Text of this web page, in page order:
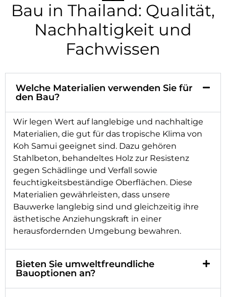
Bau in Thailand: Qualität,
Nachhaltigkeit und
Fachwissen
Welche Materialien verwenden Sie für
den Bau?
Wir legen Wert auf langlebige und nachhaltige
Materialien, die gut für das tropische Klima von
Koh Samui geeignet sind. Dazu gehören
Stahlbeton, behandeltes Holz zur Resistenz
gegen Schädlinge und Verfall sowie
feuchtigkeitsbeständige Oberflächen. Diese
Materialien gewährleisten, dass unsere
Bauwerke langlebig sind und gleichzeitig ihre
ästhetische Anziehungskraft in einer
herausfordernden Umgebung bewahren.
Bieten Sie umweltfreundliche
Bauoptionen an?